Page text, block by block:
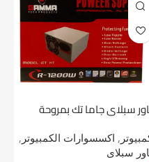
سبلاي جاما تك بمروحة
, اكسسوارات الكمبيوتر ,
سبلاى